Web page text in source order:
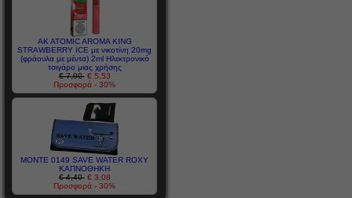
AK ATOMIC AROMA KING
STRAWBERRY ICE με νικοτίνη 20mg
(φράουλα με μέντα) 2ml Ηλεκτρονικό
τσιγάρο μιας χρήσης
€ 7,90 € 5,53
Προσφορά - 30%
MONTE 0149 SAVE WATER ROXY
ΚΑΠΝΟΘΗΚΗ
€ 4,40 € 3,08
Προσφορά - 30%